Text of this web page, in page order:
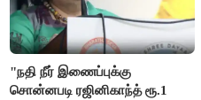
"நதி நீர் இணைப்புக்கு
சொன்னபடி ரஜினிகாந்த் ரூ.1